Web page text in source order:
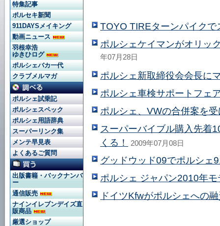
TOYO TIREターンパイク
ポルシェケイマンがオリッ
年07月28日
ポルシェ新取締役会会長に
ポルシェ車検サポートフェ
ポルシェ、VWの合併案を
スーパーバイブル購入先着
くる！
2009年07月08日
グッドウッド09でポルシェ
ポルシェ ジャパン2010年
ドイツKfwがポルシェへの
特集記事
ポルセキ新聞
911DAYSメイキング
動画ニュース
羽根幸浩
ゆきひログ
ポルシェバカ一代
クラブメルマガ
ポルシェ試乗記
ポルシェスペック
ポルシェ用語辞典
スーパーリンク集
メンテ早見表
よくあるご質問
出版書籍・バックナンバ
ー
通信販売
ナインイレブンデイズ直
販商品
厳選ショップ